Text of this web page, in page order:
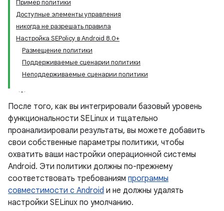
Пример политики
Доступные элементы управления
никогда не разрешать правила
Настройка SEPolicy в Android 8.0+
Размещение политики
Поддерживаемые сценарии политики
Неподдерживаемые сценарии политики
После того, как вы интегрировали базовый уровень
функциональности SELinux и тщательно
проанализировали результаты, вы можете добавить
свои собственные параметры политики, чтобы
охватить ваши настройки операционной системы
Android. Эти политики должны по-прежнему
соответствовать требованиям программы
совместимости с Android и не должны удалять
настройки SELinux по умолчанию.